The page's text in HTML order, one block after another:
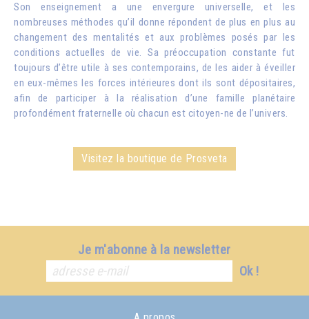
Son enseignement a une envergure universelle, et les
nombreuses méthodes qu’il donne répondent de plus en plus au
changement des mentalités et aux problèmes posés par les
conditions actuelles de vie. Sa préoccupation constante fut
toujours d’être utile à ses contemporains, de les aider à éveiller
en eux-mêmes les forces intérieures dont ils sont dépositaires,
afin de participer à la réalisation d’une famille planétaire
profondément fraternelle où chacun est citoyen-ne de l’univers.
Visitez la boutique de Prosveta
Je m'abonne à la newsletter
Ok !